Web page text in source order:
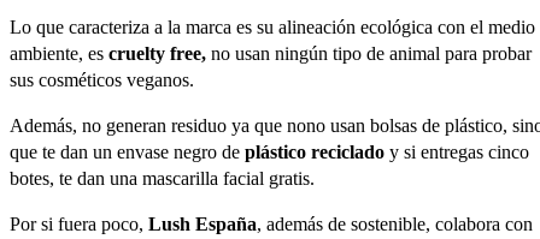
Lo que caracteriza a la marca es su alineación ecológica con el medio
ambiente, es cruelty free, no usan ningún tipo de animal para probar
sus cosméticos veganos.
Además, no generan residuo ya que nono usan bolsas de plástico,
que te dan un envase negro de plástico reciclado y si entregas cinco
botes, te dan una mascarilla facial gratis.
Por si fuera poco, Lush España, además de sostenible, colabora con